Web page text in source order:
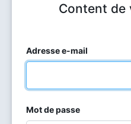
Content de
Adresse e-mail
Mot de passe